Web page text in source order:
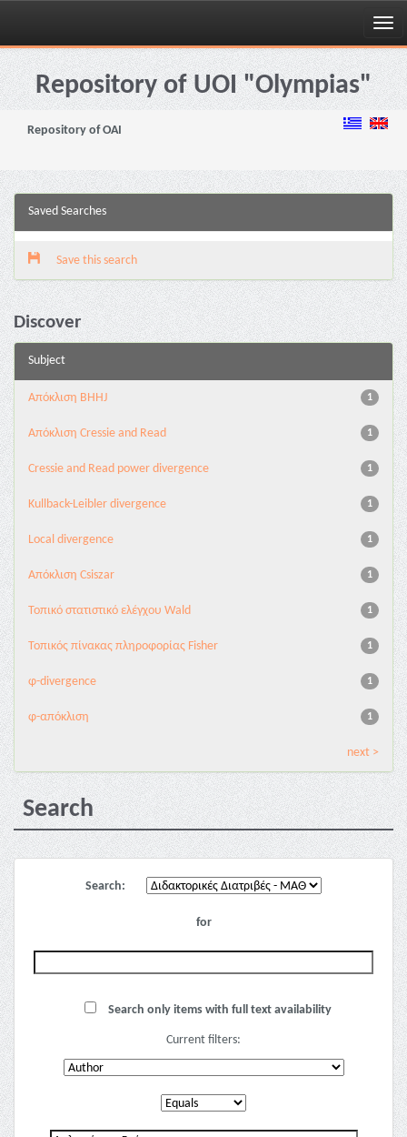
Skip
navigationRepository of UOI "Olympias"
Repository of OAI
Saved Searches
Save this search
Discover
Subject
1
Aπόκλιση BHHJ
1
Aπόκλιση Cressie and Read
1
Cressie and Read power divergence
1
Kullback-Leibler divergence
1
Local divergence
1
Απόκλιση Csiszar
1
Τοπικό στατιστικό ελέγχου Wald
1
Τοπικός πίνακας πληροφορίας Fisher
1
φ-divergence
1
φ-απόκλιση
next >
Search
Search:
for
Search only items with full text availability
Current filters: